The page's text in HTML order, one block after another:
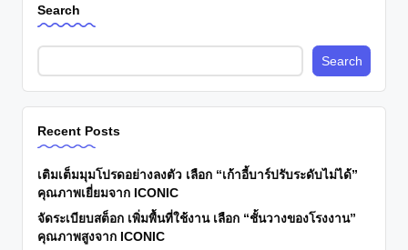
Search
Search
Recent Posts
เติมเต็มมุมโปรดอย่างลงตัว เลือก “เก้าอี้บาร์ปรับระดับไม่ได้”
คุณภาพเยี่ยมจาก ICONIC
จัดระเบียบสต็อก เพิ่มพื้นที่ใช้งาน เลือก “ชั้นวางของโรงงาน”
คุณภาพสูงจาก ICONIC